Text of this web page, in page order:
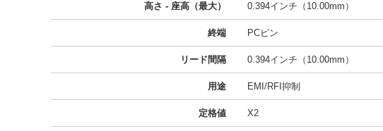
高さ - 座高（最大） 0.394インチ（10.00mm）
終端 PCピン
リード間隔 0.394インチ（10.00mm）
用途 EMI/RFI抑制
定格値 X2